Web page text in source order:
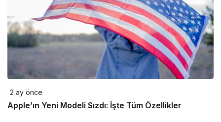
2 ay önce
Apple’ın Yeni Modeli Sızdı: İşte Tüm Özellikler